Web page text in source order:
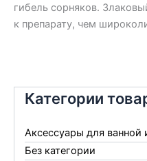
Категории
Аксессуары для ванной
Без категории
гибель сорняков.
к препарату, чем